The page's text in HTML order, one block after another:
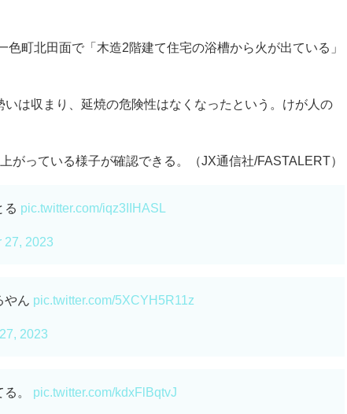
町北田面で「木造2階建て住宅の浴槽から火が出ている」
は収まり、延焼の危険性はなくなったという。けが人の
がっている様子が確認できる。（JX通信社/FASTALERT）
る pic.twitter.com/iqz3IIHASL
27, 2023
やん pic.twitter.com/5XCYH5R11z
2023
。 pic.twitter.com/kdxFlBqtvJ